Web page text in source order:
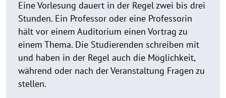
Eine Vorlesung dauert in der Regel zwei bis drei
Stunden. Ein Professor oder eine Professorin
hält vor einem Auditorium einen Vortrag zu
einem Thema. Die Studierenden schreiben mit
und haben in der Regel auch die Möglichkeit,
während oder nach der Veranstaltung Fragen zu
stellen.